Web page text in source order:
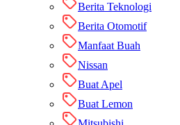
Berita Teknologi
Berita Otomotif
Manfaat Buah
Nissan
Buat Apel
Buat Lemon